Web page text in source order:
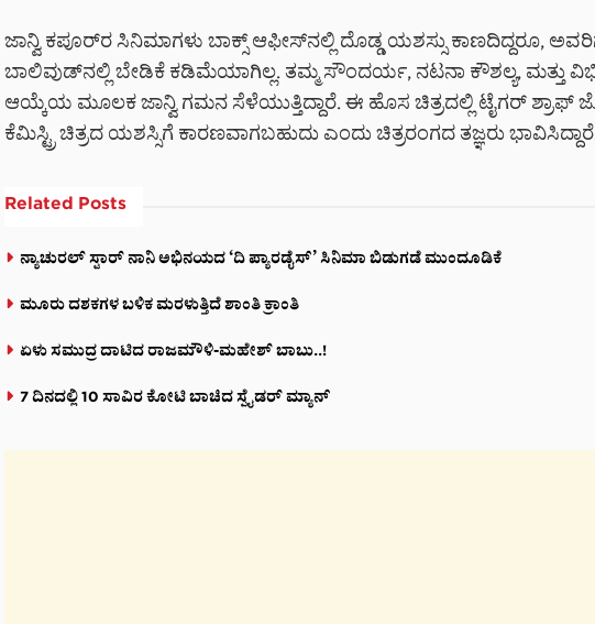
ಜಾನ್ವಿ ಕಪೂರ್‌ರ ಸಿನಿಮಾಗಳು ಬಾಕ್ಸ್ ಆಫೀಸ್‌ನಲ್ಲಿ ದೊಡ್ಡ ಯಶಸ್ಸು ಕಾಣದಿದ್ದರೂ,
ಬಾಲಿವುಡ್‌ನಲ್ಲಿ ಬೇಡಿಕೆ ಕಡಿಮೆಯಾಗಿಲ್ಲ. ತಮ್ಮ ಸೌಂದರ್ಯ, ನಟನಾ ಕೌಶಲ್ಯ, ಮತ್ತು
ಆಯ್ಕೆಯ ಮೂಲಕ ಜಾನ್ವಿ ಗಮನ ಸೆಳೆಯುತ್ತಿದ್ದಾರೆ. ಈ ಹೊಸ ಚಿತ್ರದಲ್ಲಿ ಟೈಗರ್ ಶ್ರಾಫ್
ಕೆಮಿಸ್ಟ್ರಿ ಚಿತ್ರದ ಯಶಸ್ಸಿಗೆ ಕಾರಣವಾಗಬಹುದು ಎಂದು ಚಿತ್ರರಂಗದ ತಜ್ಞರು
Related Posts
ನ್ಯಾಚುರಲ್ ಸ್ಟಾರ್ ನಾನಿ ಅಭಿನಯದ ‘ದಿ ಪ್ಯಾರಡೈಸ್’ ಸಿನಿಮಾ ಬಿಡುಗಡೆ ಮುಂದೂಡಿಕೆ
ಮೂರು ದಶಕಗಳ ಬಳಿಕ ಮರಳುತ್ತಿದೆ ಶಾಂತಿ ಕ್ರಾಂತಿ
ಏಳು ಸಮುದ್ರ ದಾಟಿದ ರಾಜಮೌಳಿ-ಮಹೇಶ್ ಬಾಬು..!
7 ದಿನದಲ್ಲಿ 10 ಸಾವಿರ ಕೋಟಿ ಬಾಚಿದ ಸ್ಪೈಡರ್ ಮ್ಯಾನ್